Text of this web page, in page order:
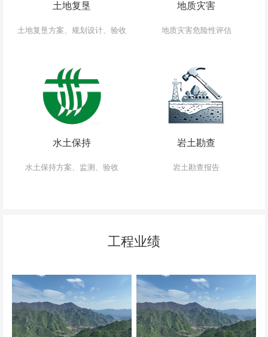
土地复垦
土地复垦方案、规划设计、验收
地质灾害
地质灾害危险性评估
水土保持
水土保持方案、监测、验收
岩土勘查
岩土勘查报告
工程业绩